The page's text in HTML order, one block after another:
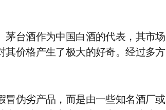
茅台酒作为中国白酒的代表，其市场
其价格产生了极大的好奇。经过多方
冒伪劣产品，而是由一些知名酒厂或